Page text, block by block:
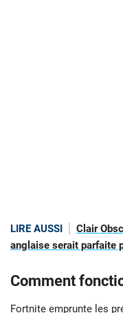
LIRE AUSSI
Clair
anglaise serait parfaite
Comment
Fortnite emprunte les